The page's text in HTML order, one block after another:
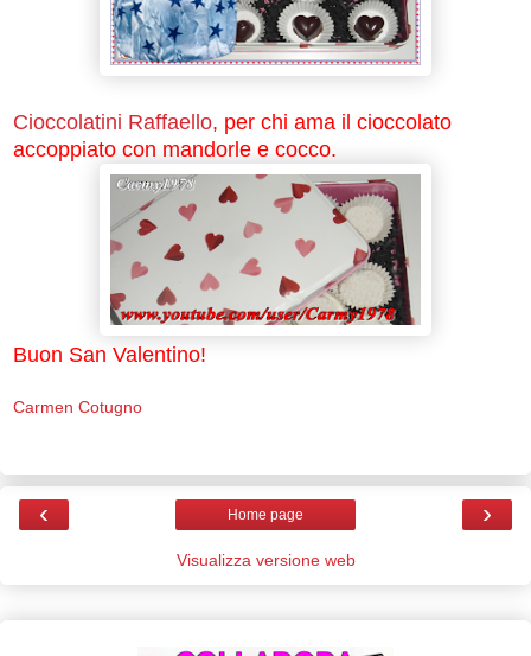
Cioccolatini Raffaello, per chi ama il cioccolato
accoppiato con mandorle e cocco.
Buon San Valentino!
Carmen Cotugno
‹ ›
Home page
Visualizza versione web